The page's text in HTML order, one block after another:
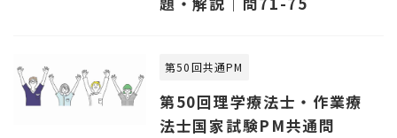
第50回共通PM
第50回理学療法士・作業療
法士国家試験PM共通問